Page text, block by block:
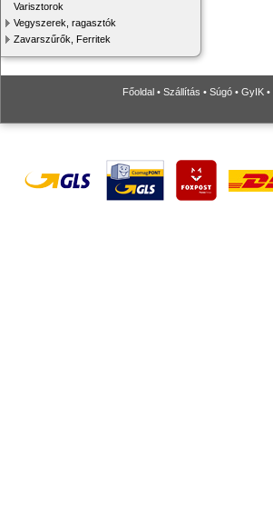
Varisztorok
Vegyszerek, ragasztók
Zavarszűrők, Ferritek
Főoldal • Szállítás • Súgó • GyIK •